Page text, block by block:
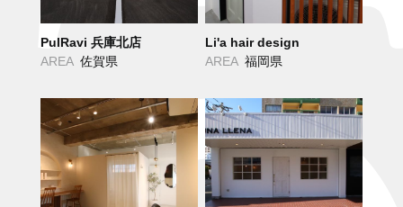
PulRavi 兵庫北店
AREA 佐賀県
Li'a hair design
AREA 福岡県